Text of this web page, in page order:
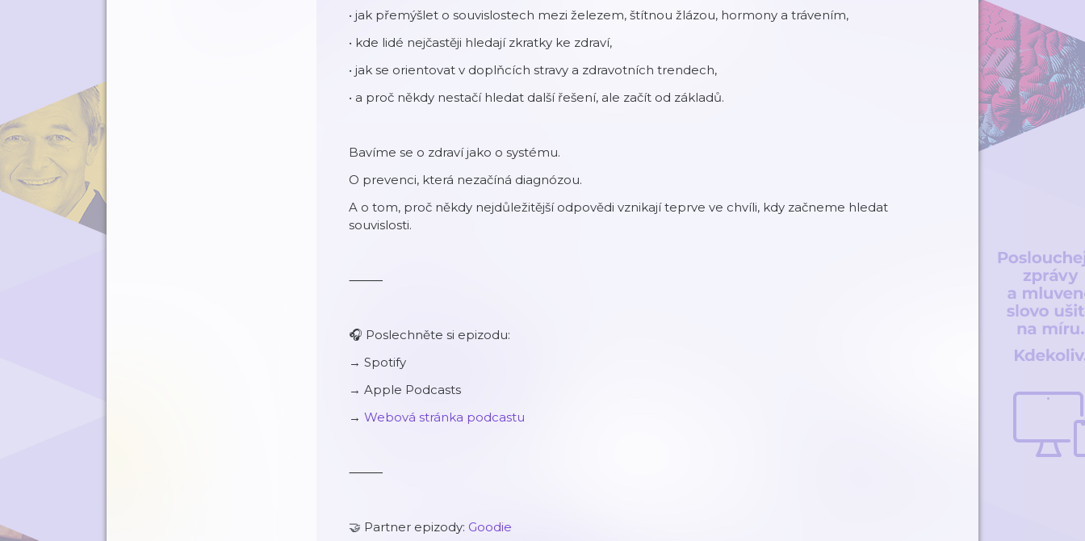
• jak přemýšlet o souvislostech mezi železem, štítnou žlázou, hormony a trávením,
• kde lidé nejčastěji hledají zkratky ke zdraví,
• jak se orientovat v doplňcích stravy a zdravotních trendech,
• a proč někdy nestačí hledat další řešení, ale začít od základů.
Bavíme se o zdraví jako o systému.
O prevenci, která nezačíná diagnózou.
A o tom, proč někdy nejdůležitější odpovědi vznikají teprve ve chvíli, kdy začneme hledat
souvislosti.
⸻
🎧 Poslechněte si epizodu:
→ Spotify
→ Apple Podcasts
→ Webová stránka podcastu
⸻
🤝 Partner epizody: Goodie